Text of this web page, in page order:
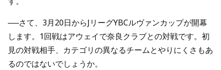
──さて、3月20日からJリーグYBCルヴァンカップが開幕
します。1回戦はアウェイで奈良クラブとの対戦です。初
見の対戦相手、カテゴリの異なるチームとやりにくさもあ
るのではないでしょうか。